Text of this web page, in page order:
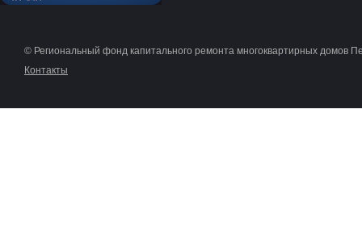
© Региональный фонд капитального ремонта многоквартирных домов
Контакты